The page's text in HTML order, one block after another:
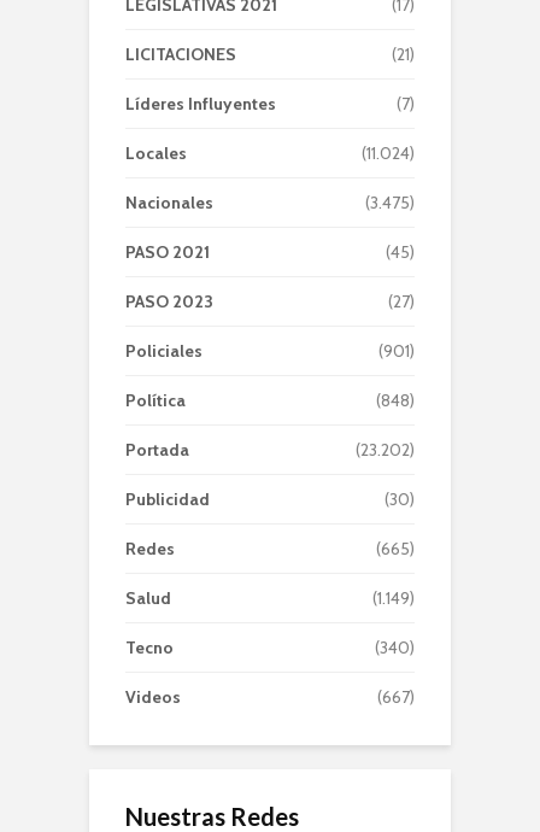
LEGISLATIVAS 2021 (17)
LICITACIONES (21)
Líderes Influyentes (7)
Locales (11.024)
Nacionales (3.475)
PASO 2021 (45)
PASO 2023 (27)
Policiales (901)
Política (848)
Portada (23.202)
Publicidad (30)
Redes (665)
Salud (1.149)
Tecno (340)
Videos (667)
Nuestras Redes